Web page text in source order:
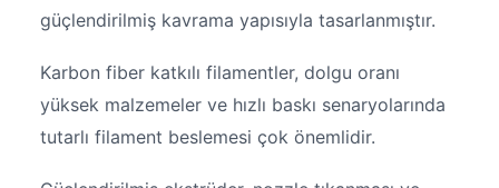
güçlendirilmiş kavrama yapısıyla tasarlanmıştır.
Karbon fiber katkılı filamentler, dolgu oranı
yüksek malzemeler ve hızlı baskı senaryolarında
tutarlı filament beslemesi çok önemlidir.